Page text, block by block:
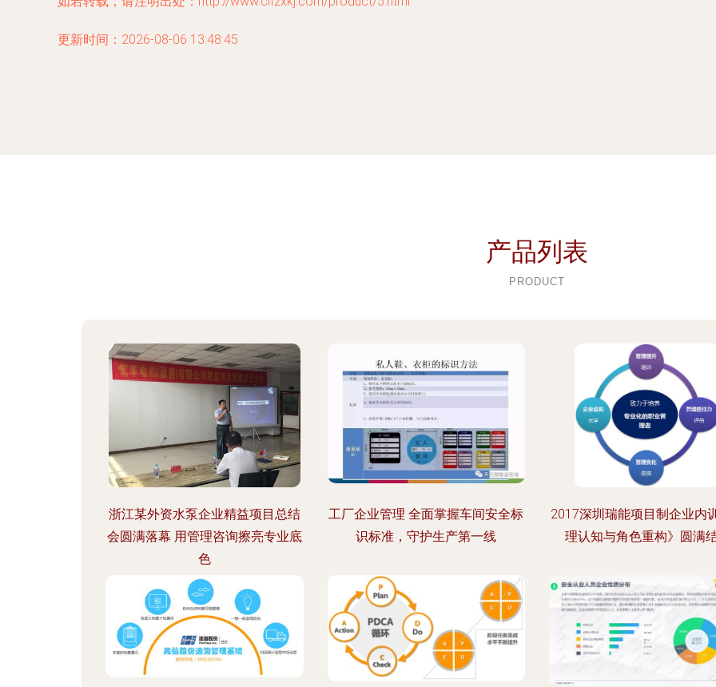
更新时间：2026-08-06 13:48:45
产品列表
PRODUCT
浙江某外资水泵企业精益项目总结
会圆满落幕 用管理咨询擦亮专业底
色
工厂企业管理 全面掌握车间安全标
识标准，守护生产第一线
2017深圳瑞能项目制企业内
理认知与角色重构》圆满